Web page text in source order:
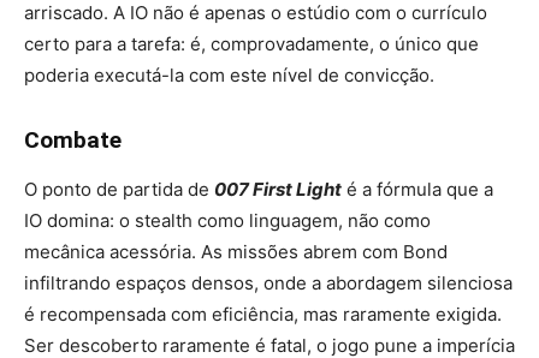
arriscado. A IO não é apenas o estúdio com o currículo
certo para a tarefa: é, comprovadamente, o único que
poderia executá-la com este nível de convicção.
Combate
O ponto de partida de 007 First Light é a fórmula que a
IO domina: o stealth como linguagem, não como
mecânica acessória. As missões abrem com Bond
infiltrando espaços densos, onde a abordagem silenciosa
é recompensada com eficiência, mas raramente exigida.
Ser descoberto raramente é fatal, o jogo pune a imperícia